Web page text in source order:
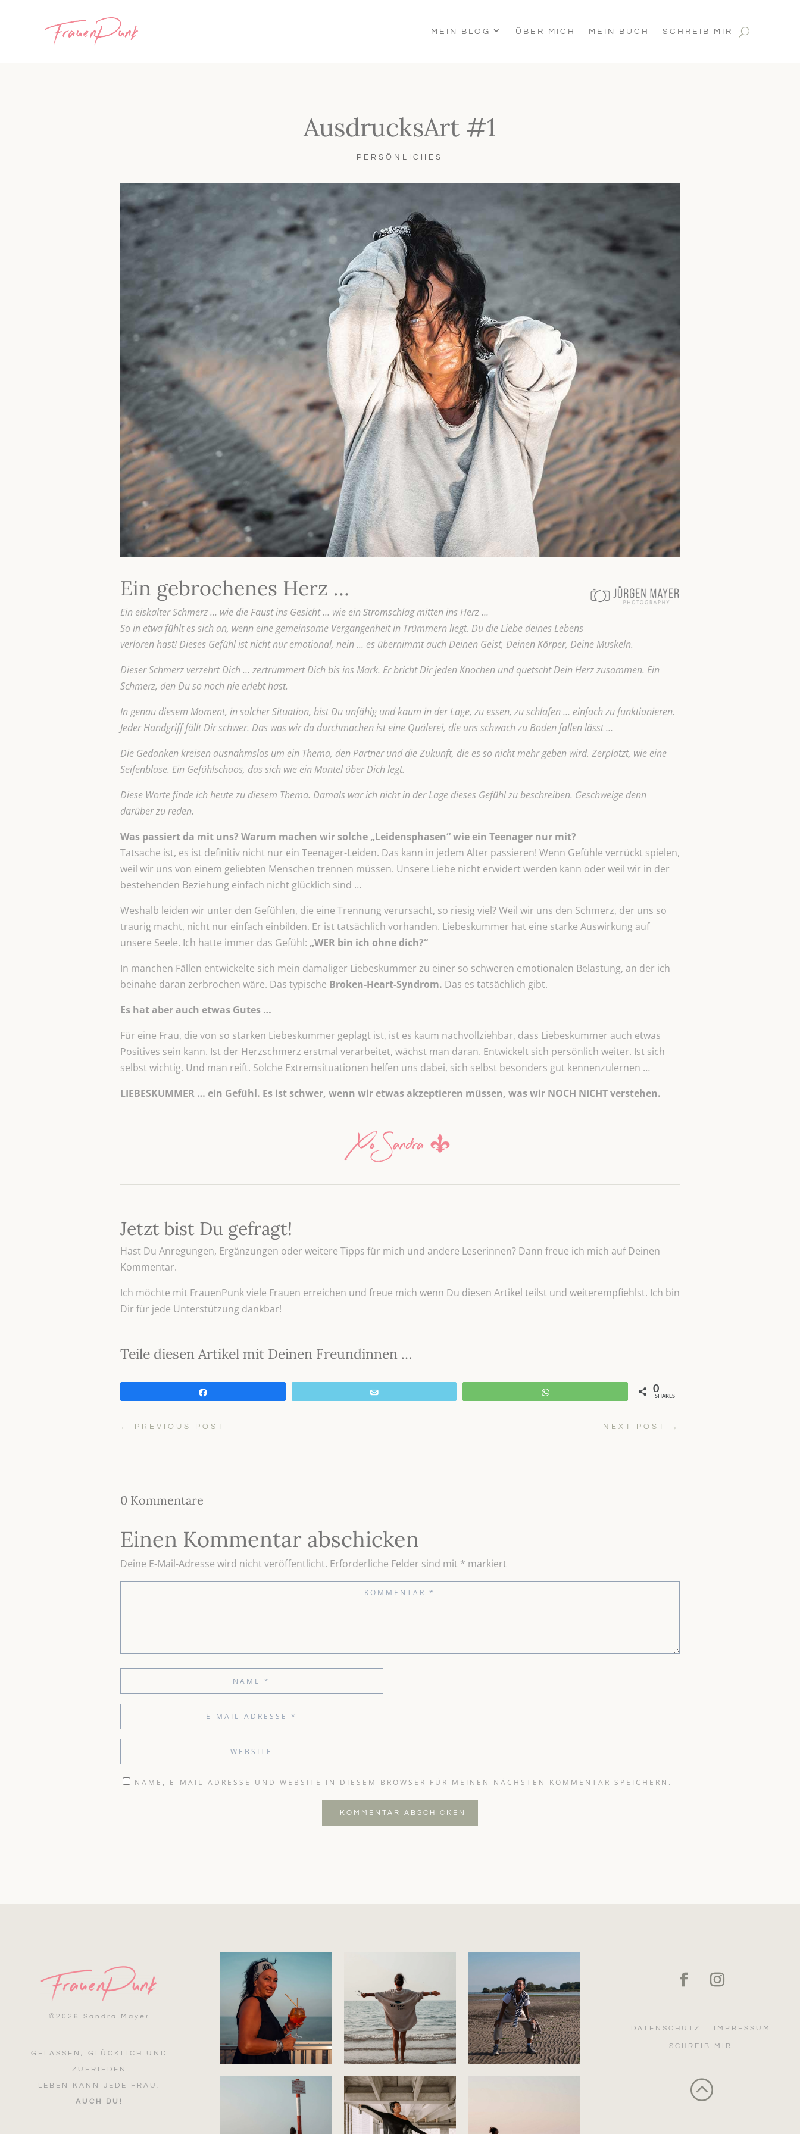
MEIN BLOG ÜBER MICH MEIN BUCH SCHREIB MIR
AusdrucksArt #1
PERSÖNLICHES
Ein gebrochenes Herz …
Ein eiskalter Schmerz … wie die Faust ins Gesicht … wie ein Stromschlag mitten ins Herz …
So in etwa fühlt es sich an, wenn eine gemeinsame Vergangenheit in Trümmern liegt. Du die Liebe deines Lebens
verloren hast! Dieses Gefühl ist nicht nur emotional, nein … es übernimmt auch Deinen Geist, Deinen Körper, Deine Muskeln.
Dieser Schmerz verzehrt Dich … zertrümmert Dich bis ins Mark. Er bricht Dir jeden Knochen und quetscht Dein Herz zusammen. Ein
Schmerz, den Du so noch nie erlebt hast.
In genau diesem Moment, in solcher Situation, bist Du unfähig und kaum in der Lage, zu essen, zu schlafen … einfach zu funktionieren.
Jeder Handgriff fällt Dir schwer. Das was wir da durchmachen ist eine Quälerei, die uns schwach zu Boden fallen lässt …
Die Gedanken kreisen ausnahmslos um ein Thema, den Partner und die Zukunft, die es so nicht mehr geben wird. Zerplatzt, wie eine
Seifenblase. Ein Gefühlschaos, das sich wie ein Mantel über Dich legt.
Diese Worte finde ich heute zu diesem Thema. Damals war ich nicht in der Lage dieses Gefühl zu beschreiben. Geschweige denn
darüber zu reden.
Was passiert da mit uns? Warum machen wir solche „Leidensphasen“ wie ein Teenager nur mit?
Tatsache ist, es ist definitiv nicht nur ein Teenager-Leiden. Das kann in jedem Alter passieren! Wenn Gefühle verrückt spielen,
weil wir uns von einem geliebten Menschen trennen müssen. Unsere Liebe nicht erwidert werden kann oder weil wir in der
bestehenden Beziehung einfach nicht glücklich sind …
Weshalb leiden wir unter den Gefühlen, die eine Trennung verursacht, so riesig viel? Weil wir uns den Schmerz, der uns so
traurig macht, nicht nur einfach einbilden. Er ist tatsächlich vorhanden. Liebeskummer hat eine starke Auswirkung auf
unsere Seele. Ich hatte immer das Gefühl: „WER bin ich ohne dich?“
In manchen Fällen entwickelte sich mein damaliger Liebeskummer zu einer so schweren emotionalen Belastung, an der ich
beinahe daran zerbrochen wäre. Das typische Broken-Heart-Syndrom. Das es tatsächlich gibt.
Es hat aber auch etwas Gutes …
Für eine Frau, die von so starken Liebeskummer geplagt ist, ist es kaum nachvollziehbar, dass Liebeskummer auch etwas
Positives sein kann. Ist der Herzschmerz erstmal verarbeitet, wächst man daran. Entwickelt sich persönlich weiter. Ist sich
selbst wichtig. Und man reift. Solche Extremsituationen helfen uns dabei, sich selbst besonders gut kennenzulernen …
LIEBESKUMMER … ein Gefühl. Es ist schwer, wenn wir etwas akzeptieren müssen, was wir NOCH NICHT verstehen.
Jetzt bist Du gefragt!
Hast Du Anregungen, Ergänzungen oder weitere Tipps für mich und andere Leserinnen? Dann freue ich mich auf Deinen
Kommentar.
Ich möchte mit FrauenPunk viele Frauen erreichen und freue mich wenn Du diesen Artikel teilst und weiterempfiehlst. Ich bin
Dir für jede Unterstützung dankbar!
Teile diesen Artikel mit Deinen Freundinnen …
0
SHARES
← PREVIOUS POST NEXT POST →
0 Kommentare
Einen Kommentar abschicken
Deine E-Mail-Adresse wird nicht veröffentlicht. Erforderliche Felder sind mit * markiert
NAME, E-MAIL-ADRESSE UND WEBSITE IN DIESEM BROWSER FÜR MEINEN NÄCHSTEN KOMMENTAR SPEICHERN.
KOMMENTAR ABSCHICKEN
© 2026 Sandra Mayer
GELASSEN, GLÜCKLICH UND
ZUFRIEDEN
LEBEN KANN JEDE FRAU.
AUCH DU!
DATENSCHUTZ IMPRESSUM
SCHREIB MIR
: